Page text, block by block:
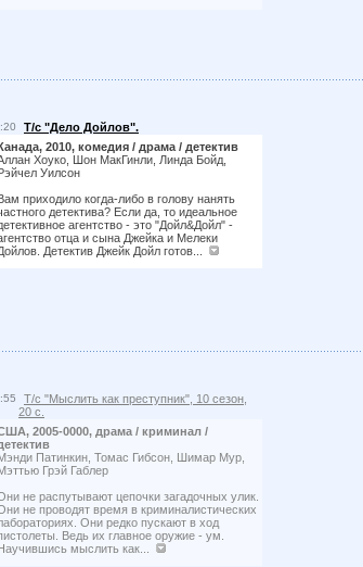
Т/с "Дело Дойлов".
2010, комедия / драма / детектив
Хоуко, Шон МакГинли, Линда Бойд,
Уилсон
приходило когда-либо в голову нанять
детектива? Если да, то идеальное
агентство - это "Дойл&Дойл" -
отца и сына Джейка и Мелеки
Детектив Джейк Дойл готов...
Т/с "Мыслить как преступник", 10 сезон,
20 с.
2005-0000, драма / криминал /
Патинкин, Томас Гибсон, Шимар Мур,
Грэй Габлер
не распутывают цепочки загадочных улик.
не проводят время в криминалистических
Они редко пускают в ход
Ведь их главное оружие - ум.
мыслить как...